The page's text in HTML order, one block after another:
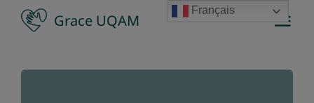
Passer
contenu
Grace UQAM
Français